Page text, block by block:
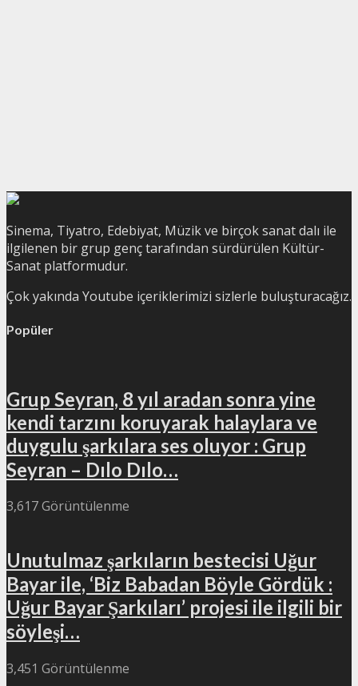
Sinema, Tiyatro, Edebiyat, Müzik ve birçok sanat dalı ile
ilgilenen bir grup genç tarafından sürdürülen Kültür-
Sanat platformudur.
Çok yakında Youtube içeriklerimizi sizlerle buluşturacağız.
Popüler
Grup Seyran, 8 yıl aradan sonra yine
kendi tarzını koruyarak halaylara ve
duygulu şarkılara ses oluyor : Grup
Seyran – Dılo Dılo…
3,617 Görüntülenme
Unutulmaz şarkıların bestecisi Uğur
Bayar ile, ‘Biz Babadan Böyle Gördük :
Uğur Bayar Şarkıları’ projesi ile ilgili bir
söyleşi…
3,451 Görüntülenme